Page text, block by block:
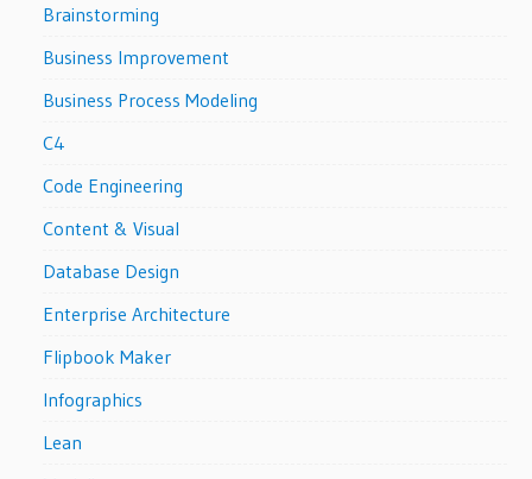
Brainstorming
Business Improvement
Business Process Modeling
C4
Code Engineering
Content & Visual
Database Design
Enterprise Architecture
Flipbook Maker
Infographics
Lean